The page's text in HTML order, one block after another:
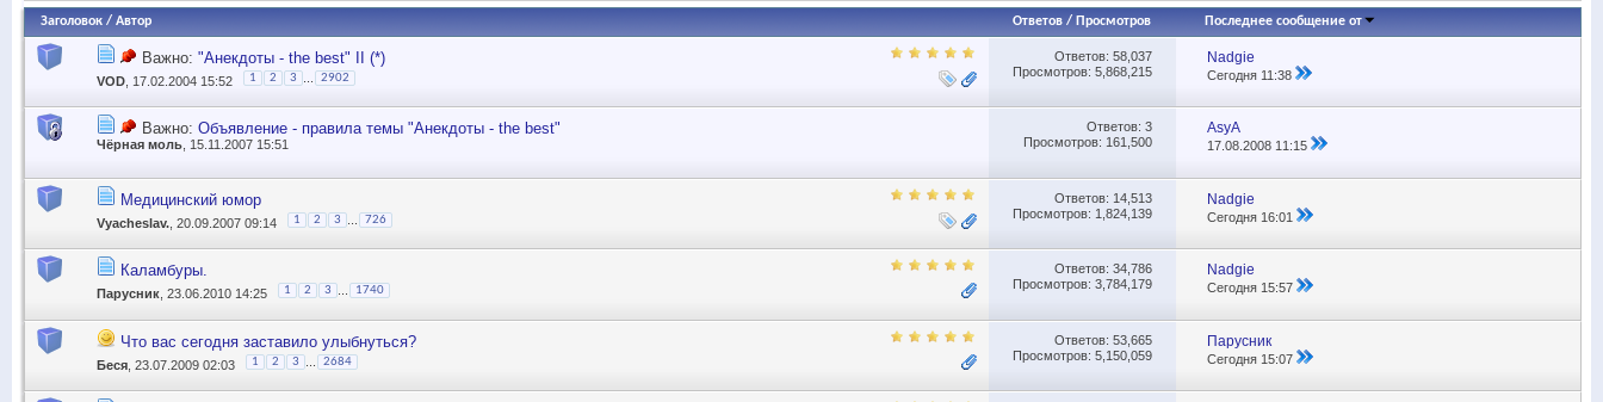
Заголовок / Автор Ответов/ Просмотров Последнее сообщение от
Важно: "Анекдоты - the best" II (*)
VOD , 17.02.2004 15:52 1 2 3 2902
Ответов: 58,037
Просмотров: 5,868,215
Nadgie
Сегодня 11:38
Важно: Объявление - правила темы "Анекдоты - the best"
Чёрная моль, 15.11.2007 15:51
Ответов: 3
Просмотров: 161,500
AsyA
17.08.2008 11:15
Медицинский юмор
Vyacheslav. , 20.09.2007 09:14 1 2 3 726
Ответов: 14,513
Просмотров: 1,824,139
Nadgie
Сегодня 16:01
Каламбуры.
Парусник , 23.06.2010 14:25 1 2 3 1740
Ответов: 34,786
Просмотров: 3,784,179
Nadgie
Сегодня 15:57
Что вас сегодня заставило улыбнуться?
Беся , 23.07.2009 02:03 1 2 3 2684
Ответов: 53,665
Просмотров: 5,150,059
Парусник
Сегодня 15:07